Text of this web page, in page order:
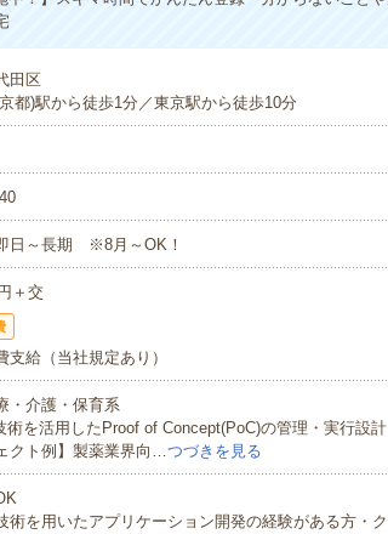
田区
都)駅から徒歩1分／東京駅から徒歩10分
日～長期 ※8月～OK！
＋交
支給（当社規定あり）
・介護・保育系
術を活用したProof of Concept(PoC)の管理・実行設
クト例】製薬業界向…つづきを見る
術を用いたアプリケーション開発の経験がある方・